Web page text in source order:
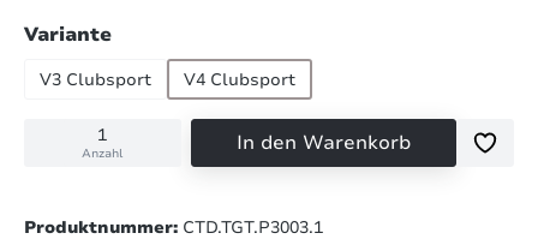
Varianteauswählen
V3 Clubsport V4 Clubsport
Anzahl In den Warenkorb
Produktnummer: CTD.TGT.P3003.1